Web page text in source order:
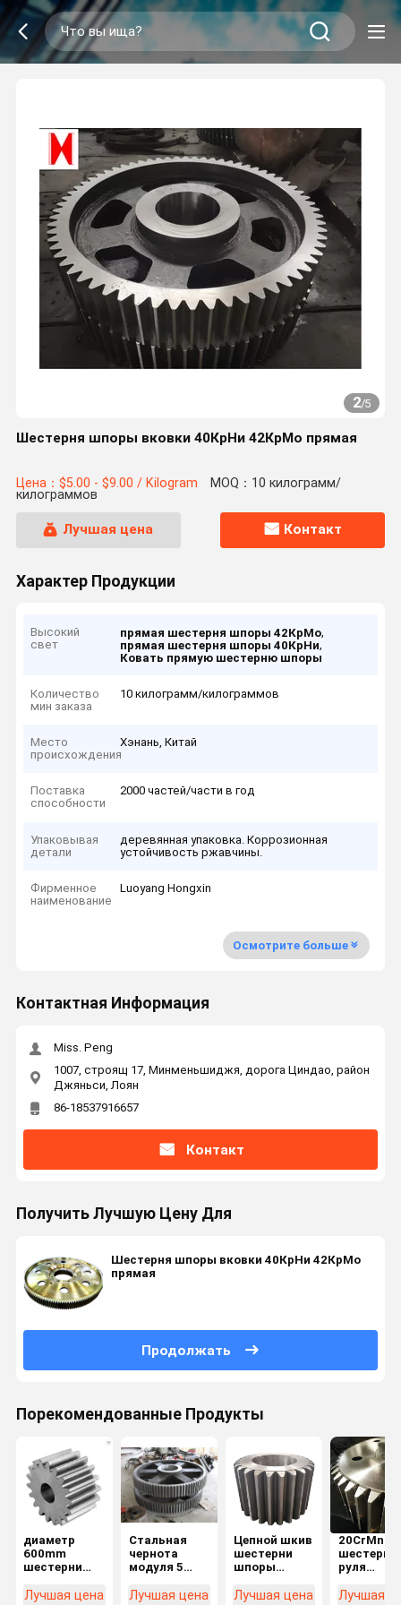
2/5
Шестерня шпоры вковки 40КрНи 42КрМо прямая
Цена：$5.00 - $9.00 / Kilogram MOQ：10 килограмм/
килограммов
Лучшая цена Контакт
Характер Продукции
Высокий
свет
прямая шестерня шпоры 42КрМо,
прямая шестерня шпоры 40КрНи,
Ковать прямую шестерню шпоры
Количество
мин заказа
10 килограмм/килограммов
Место
происхождения
Хэнань, Китай
Поставка
способности
2000 частей/части в год
Упаковывая
детали
деревянная упаковка. Коррозионная
устойчивость ржавчины.
Фирменное
наименование
Luoyang Hongxin
Осмотрите больше
Контактная Информация
Miss. Peng
1007, строящ 17, Минменьшиджя, дорога Циндао, район
Джяньси, Лоян
86-18537916657
Контакт
Получить Лучшую Цену Для
Шестерня шпоры вковки 40КрНи 42КрМо
прямая
Продолжать
Порекомендованные Продукты
диаметр
600mm
шестерни
вковки
Лучшая цена
Стальная
чернота
модуля 5
шпоры C45
Лучшая цена
Цепной шкив
шестерни
шпоры
стали
Лучшая цена
20CrMnTi
шестерня
руля
шпоры
Лучшая